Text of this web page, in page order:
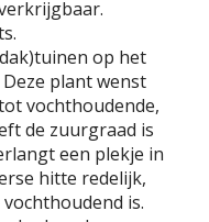
op het
plant wenst
vochthoudende,
de zuurgraad is
een plekje in
hitte redelijk,
is.